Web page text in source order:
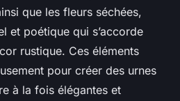
que les fleurs séchées,
et poétique qui s’accorde
rustique. Ces éléments
pour créer des urnes
à la fois élégantes et